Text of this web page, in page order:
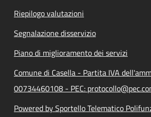
Riepilogo valutazioni
Segnalazione disservizio
Piano di miglioramento dei servizi
Comune di Casella - Partita IVA
00734460108 - PEC:
Powered by Sportello Telematico